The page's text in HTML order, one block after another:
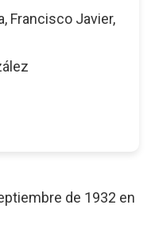
Francisco Javier,
de 1932 en